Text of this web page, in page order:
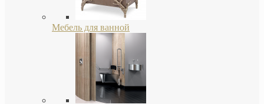
Мебель для ванной